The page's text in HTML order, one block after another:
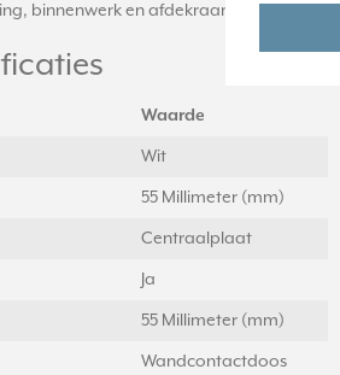
binnenwerk en afdekraam niet
Waarde
Wit
55 Millimeter (mm)
Centraalplaat
Ja
55 Millimeter (mm)
Wandcontactdoos